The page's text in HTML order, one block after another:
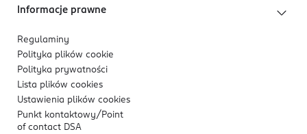
Informacje prawne
Regulaminy
Polityka plików cookie
Polityka prywatności
Lista plików cookies
Ustawienia plików cookies
Punkt kontaktowy/ Point
of contact DSA